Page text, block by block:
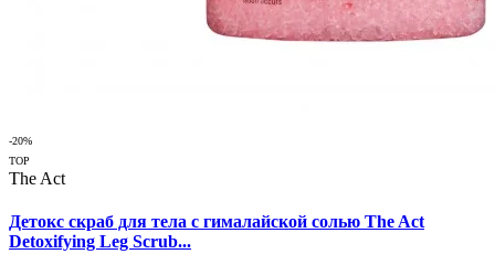
-20%
TOP
The Act
Детокс скраб для тела с гималайской солью The Act
Detoxifying Leg Scrub...